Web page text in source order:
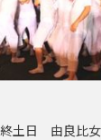
土日 由良比女